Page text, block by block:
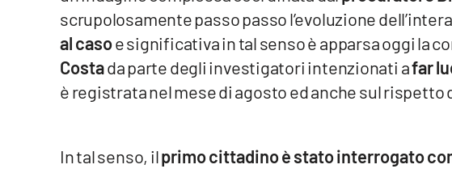
scrupolosamente passo passo l’evoluzione
al casoe significativa in tal senso è apparsa oggi la
Costada parte degli investigatori intenzionati afar
è registrata nel mese di agosto ed anche sul rispetto
In tal senso, ilprimo cittadino è stato interrogato